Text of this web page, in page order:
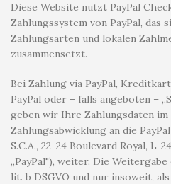
Diese Website nutzt PayPal
Zahlungssystem von PayPal, das
Zahlungsarten und lokalen
zusammensetzt.
Bei Zahlung via PayPal,
PayPal oder – falls angeboten –
geben wir Ihre Zahlungsdaten im
Zahlungsabwicklung an die
S.C.A., 22-24 Boulevard Royal, L-
„PayPal"), weiter. Die
lit. b DSGVO und nur insoweit,